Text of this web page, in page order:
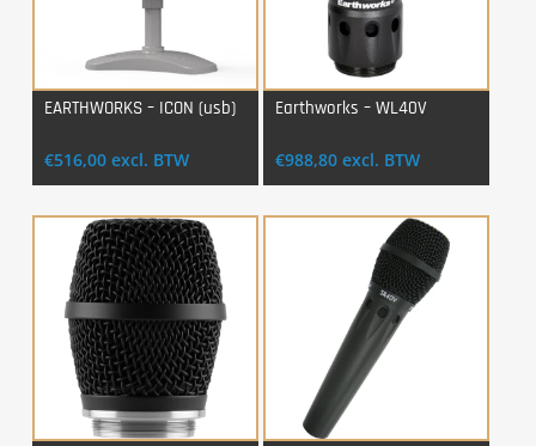
EARTHWORKS – ICON (usb)
€516,00 excl. BTW
Earthworks – WL40V
€988,80 excl. BTW